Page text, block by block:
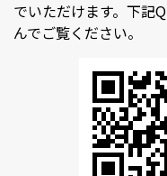
でいただけます。下記
んでご覧ください。